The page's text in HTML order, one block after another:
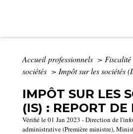
Accueil professionnels > Fiscalité
sociétés > Impôt sur les sociétés
IMPÔT SUR LES
(IS) : REPORT DE
Vérifié le 01 Jan 2023 - Direction de
administrative (Première ministre),